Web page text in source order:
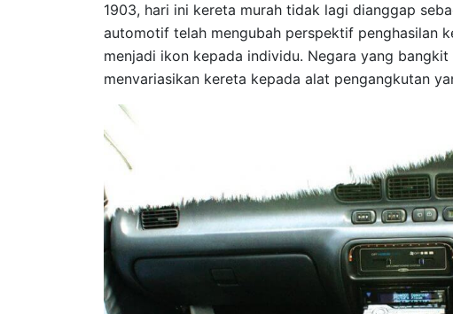
1903, hari ini kereta murah tidak lagi dianggap
automotif telah mengubah perspektif penghasilan
menjadi ikon kepada individu. Negara yang
menvariasikan kereta kepada alat pengangkutan